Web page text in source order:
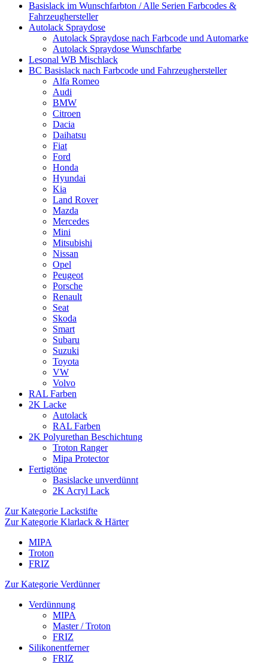
Basislack im Wunschfarbton / Alle Serien Farbcodes &
Fahrzeughersteller
Autolack Spraydose
Autolack Spraydose nach Farbcode und Automarke
Autolack Spraydose Wunschfarbe
Lesonal WB Mischlack
BC Basislack nach Farbcode und Fahrzeughersteller
Alfa Romeo
Audi
BMW
Citroen
Dacia
Daihatsu
Fiat
Ford
Honda
Hyundai
Kia
Land Rover
Mazda
Mercedes
Mini
Mitsubishi
Nissan
Opel
Peugeot
Porsche
Renault
Seat
Skoda
Smart
Subaru
Suzuki
Toyota
VW
Volvo
RAL Farben
2K Lacke
Autolack
RAL Farben
2K Polyurethan Beschichtung
Troton Ranger
Mipa Protector
Fertigtöne
Basislacke unverdünnt
2K Acryl Lack
Zur Kategorie Lackstifte
Zur Kategorie Klarlack & Härter
MIPA
Troton
FRIZ
Zur Kategorie Verdünner
Verdünnung
MIPA
Master / Troton
FRIZ
Silikonentferner
FRIZ